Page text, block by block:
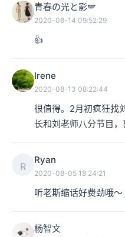
青春の光と影🪽
2020-08-14 09:52:29
👍
Irene
2020-08-13 08:22:44
很值得。2月初疯狂找
长和刘老师八分节目，
R
Ryan
2020-08-05 18:24:21
听老斯缩话好费劲哦
杨智文